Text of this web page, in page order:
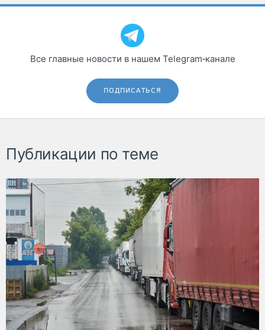
Все главные новости в нашем Telegram‑канале
ПОДПИСАТЬСЯ
Публикации по теме